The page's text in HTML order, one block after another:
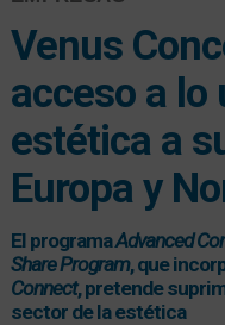
Venus
acceso a lo
estética a
Europa y
El programaAdvanced
Share Program, que
Connect, pretende
sector de la estética